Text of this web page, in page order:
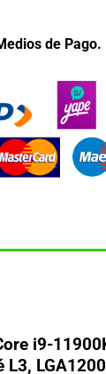
de Pago.
i9-
L3, LGA1200